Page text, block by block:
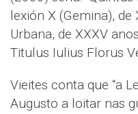
lexión X (Gemina), de
Urbana, de XXXV
Titulus Iulius Florus
Vieites conta que “a
Augusto a loitar nas